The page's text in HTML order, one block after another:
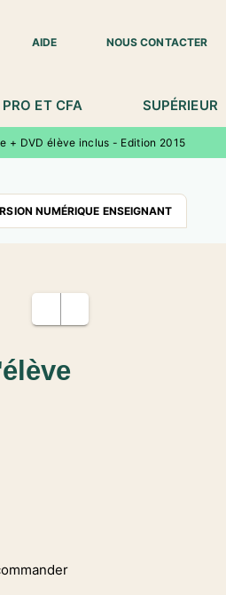
AIDE
NOUS CONTACTER
PRO ET CFA SUPÉRIEUR
+ DVD élève inclus - Edition 2015
NUMÉRIQUE ENSEIGNANT